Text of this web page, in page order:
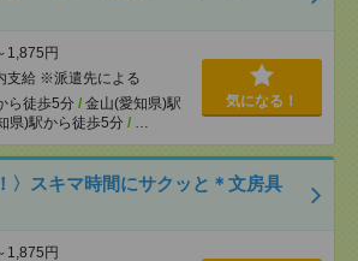
1,875円
支給 ※派遣先による
ら徒歩5分 / 金山(愛知県)駅
県)駅から徒歩5分 / …
気になる！
〉スキマ時間にサクッと＊文房具
1,875円